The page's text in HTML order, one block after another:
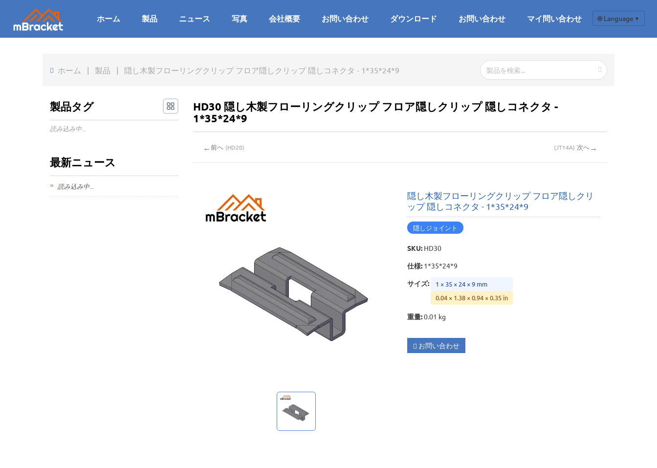
ホーム 製品 ニュース 写真 会社概要 お問い合わせ ダウンロード お問い合わせ マイ問い合わせ 🌐 Language ▼
ホーム | 製品 | 隠し木製フローリングクリップ フロア隠しクリップ 隠しコネクタ - 1*35*24*9
HD30 隠し木製フローリングクリップ フロア隠しクリップ 隠しコネクタ -
1*35*24*9
←前へ (HD20) (JT14A) 次へ→
隠し木製フローリングクリップ フロア隠しクリ
ップ 隠しコネクタ - 1*35*24*9
隠しジョイント
SKU: HD30
仕様: 1*35*24*9
サイズ:
1 × 35 × 24 × 9 mm
0.04 × 1.38 × 0.94 × 0.35 in
重量:0.01 kg
お問い合わせ
製品タグ
読み込み中...
最新ニュース
読み込み中...